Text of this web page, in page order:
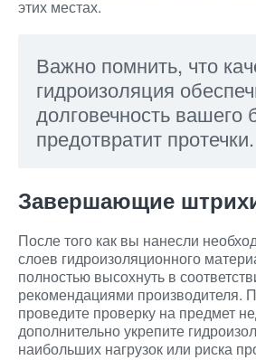
этих местах.
Важно помнить, что
гидроизоляция
долговечность вашего
предотвратит протечки.
Завершающие
После того как вы нанесли
слоев гидроизоляционного
полностью высохнуть в
рекомендациями производителя.
проведите проверку на предмет
дополнительно укрепите
наибольших нагрузок или риска